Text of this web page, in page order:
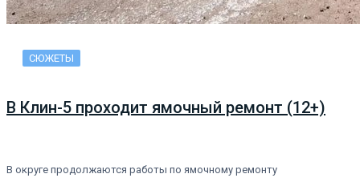
СЮЖЕТЫ
В Клин-5 проходит ямочный ремонт (12+)
В округе продолжаются работы по ямочному ремонту